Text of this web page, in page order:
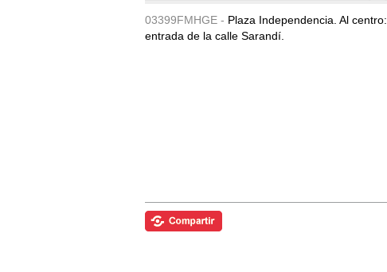
03399FMHGE - Plaza Independencia. Al centro:
entrada de la calle Sarandí.